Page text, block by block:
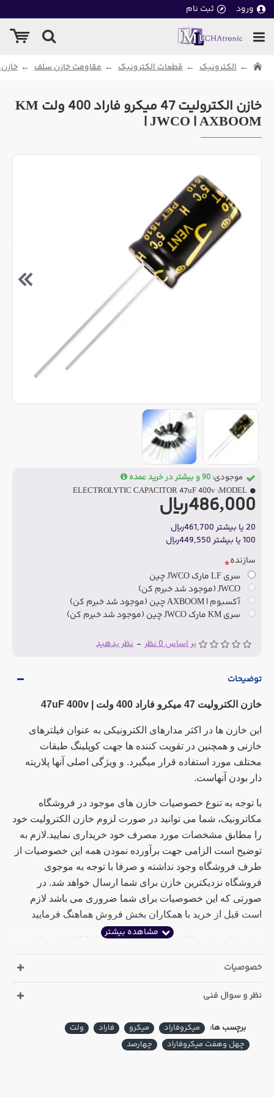
ورود ثبت نام
الکترونیک قطعات الکترونیک مقاومت خازن سلف
خازن الکترولیت 47 میکرو فاراد 400 ولت KM
| JWCO | AXBOOM
بر اساس 0 نظر - نظر بدهید
486,000ریال
20 یا بیشتر 461,700ریال
100 یا بیشتر 449,550ریال
موجودی: 90 و بیشتر در خرید عمده
MODEL:
ELECTROLYTIC CAPACITOR 47uF 400v
سازنده
سری LF مارک JWCO چین
JWCO (موجود شد خبرم کن)
آکسبوم | AXBOOM چین (موجود شد خبرم کن)
سری KM مارک JWCO چین (موجود شد خبرم کن)
توضیحات
خازن الکترولیت 47 میکرو فاراد 400 ولت |
این خازن ها در اکثر مدارهای الکترونیکی به عنوان فیلترهای
خازنی و همچنین در تقویت کننده ها جهت کوپلینگ طبقات
مختلف مورد استفاده قرار میگیرد. و ویژگی اصلی آنها پلاریته
دار بودن آنهاست.
با توجه به تنوع خصوصیات خازن های موجود در فروشگاه
مکاترونیک، شما می توانید در صورت لزوم خازن الکترولیت خود
را مطابق مشخصات مورد مصرف خود خریداری نمایید.لازم به
توضیح است الزامی جهت برآورده نمودن همه این خصوصیات از
طرف فروشگاه وجود نداشته و صرفا با توجه به موجوی
فروشگاه نزدیکترین خازن برای شما ارسال خواهد شد. در
صورتی که این خصوصیات برای شما ضروری می باشد لازم
است قبل از خرید با همکاران بخش فروش هماهنگ فرمایید
دما : 105 درجه سانتی گراد
خصوصیات
نظر و سوال فنی
برچسب ها: میکروفاراد میکرو فاراد
ولت
چهل وهفت میکروفاراد
چهارصد